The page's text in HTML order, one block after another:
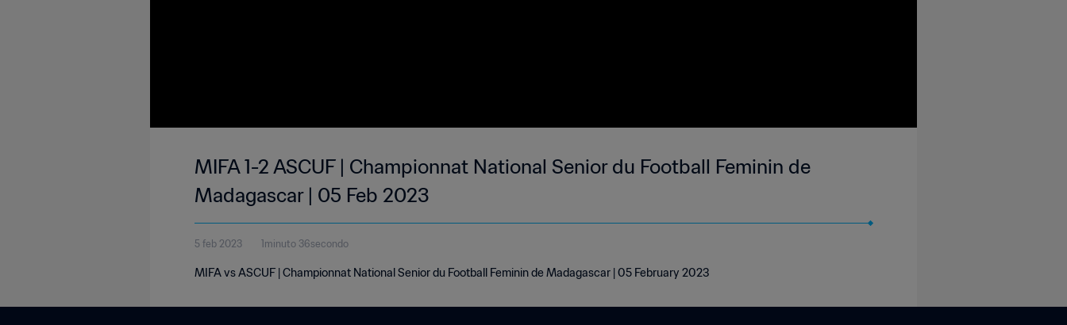
MIFA 1-2 ASCUF | Championnat National Senior du Football Feminin de
Madagascar | 05 Feb 2023
5 feb 2023 1minuto 36secondo
MIFA vs ASCUF | Championnat National Senior du Football Feminin de Madagascar | 05 February 2023